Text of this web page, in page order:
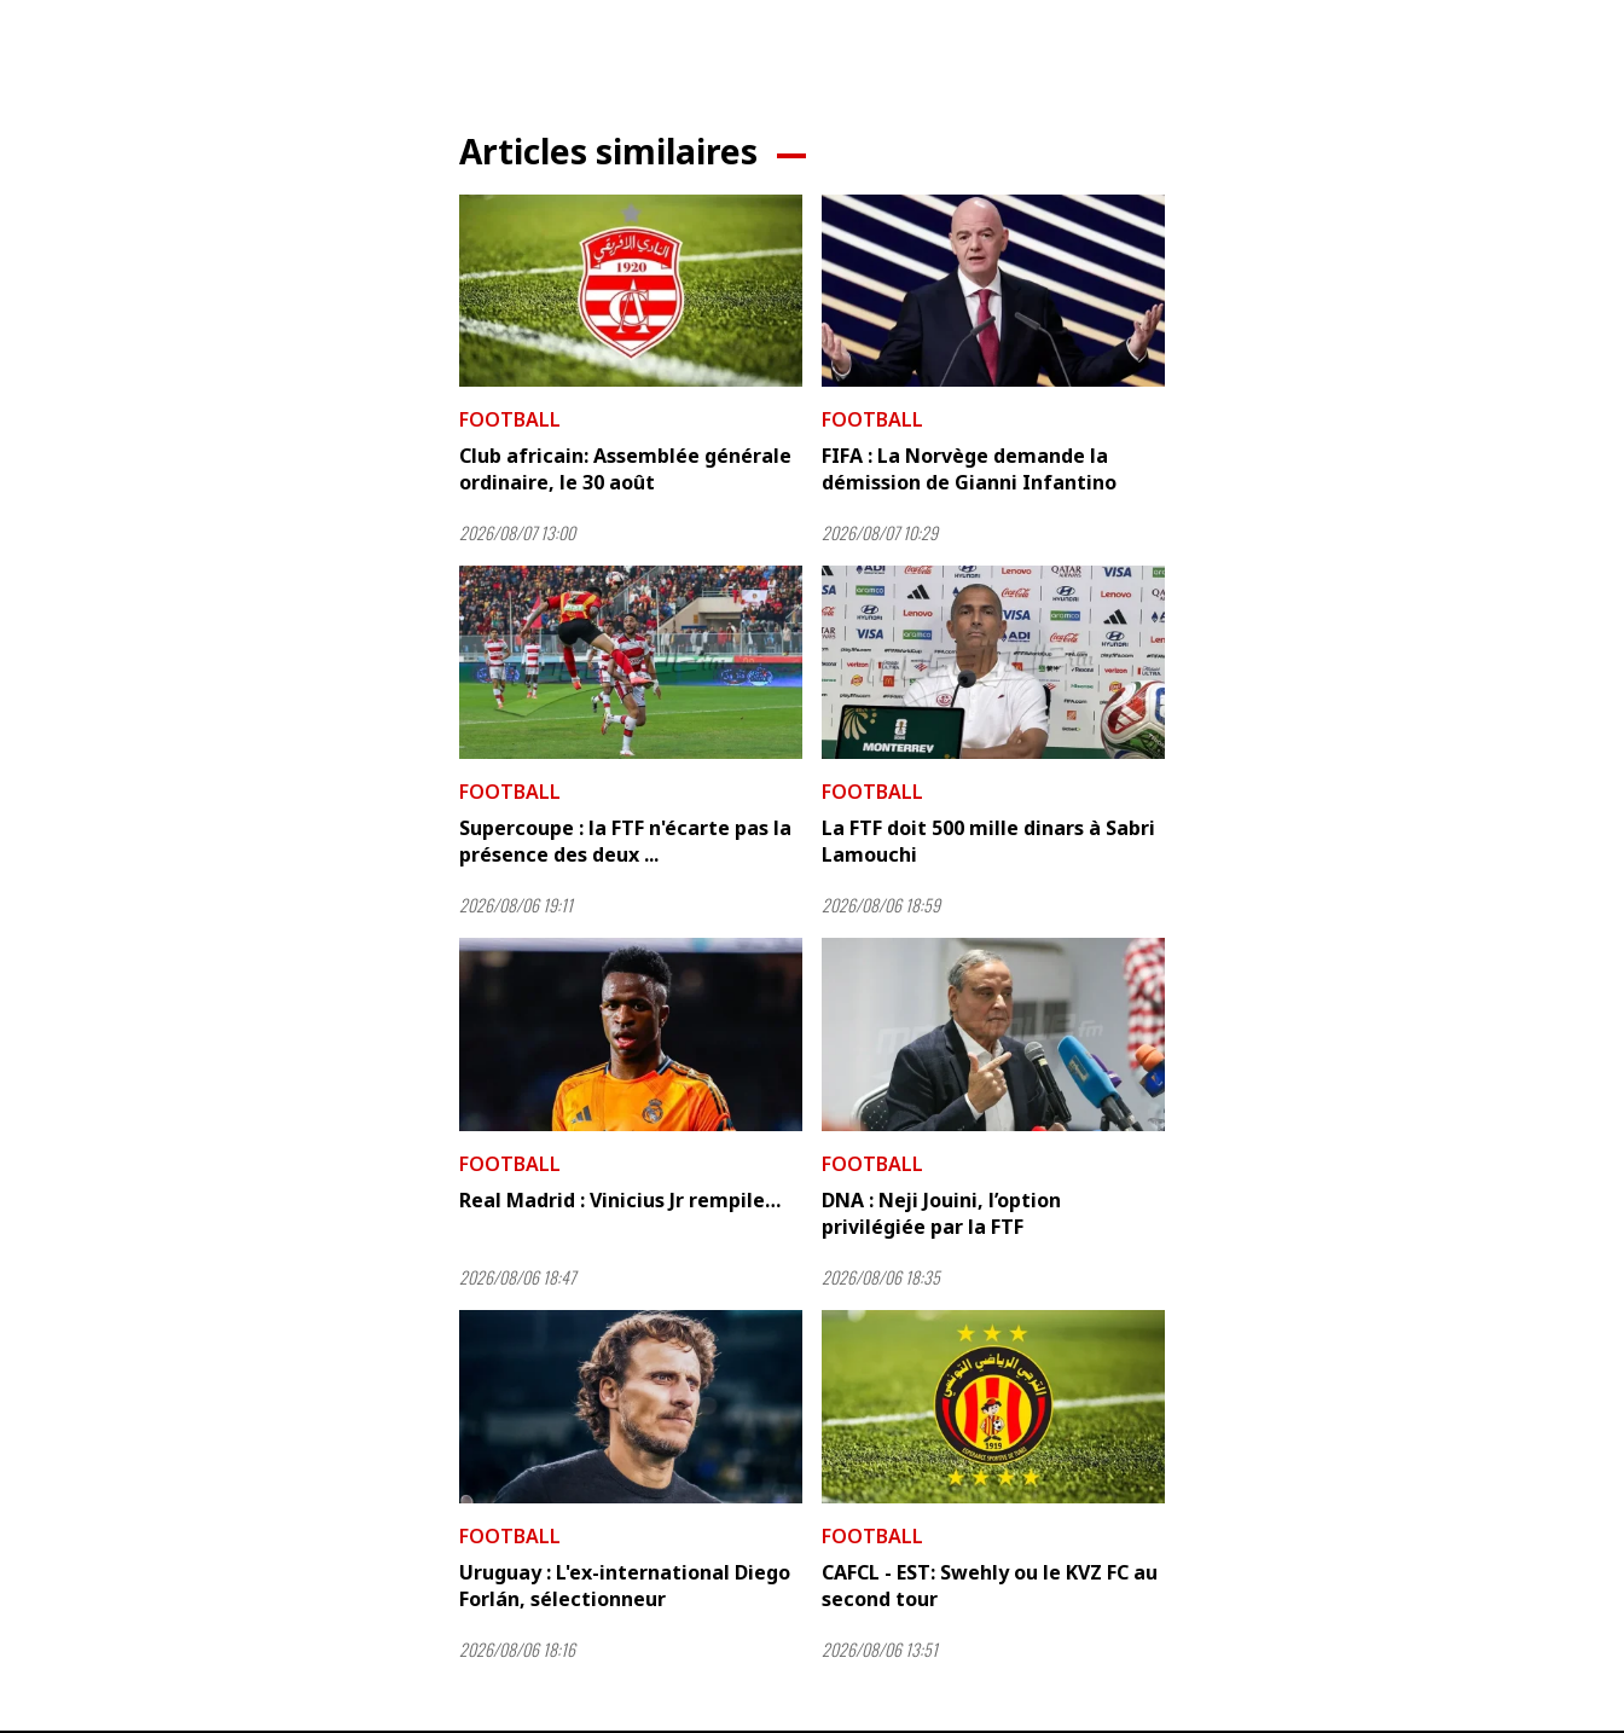
Articles similaires
FOOTBALL
Club africain: Assemblée générale
ordinaire, le 30 août
2026/08/07 13:00
FOOTBALL
FIFA : La Norvège demande la
démission de Gianni Infantino
2026/08/07 10:29
FOOTBALL
Supercoupe : la FTF n'écarte pas la
présence des deux ...
2026/08/06 19:11
FOOTBALL
La FTF doit 500 mille dinars à Sabri
Lamouchi
2026/08/06 18:59
FOOTBALL
Real Madrid : Vinicius Jr rempile…
2026/08/06 18:47
FOOTBALL
DNA : Neji Jouini, l’option
privilégiée par la FTF
2026/08/06 18:35
FOOTBALL
Uruguay : L'ex-international Diego
Forlán, sélectionneur
2026/08/06 18:16
FOOTBALL
CAFCL - EST: Swehly ou le KVZ FC au
second tour
2026/08/06 13:51